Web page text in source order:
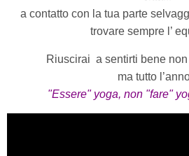
a contatto con la tua parte
trovare sempre l’
Riuscirai a sentirti bene
ma tutto
"Essere" yoga, non "fare"